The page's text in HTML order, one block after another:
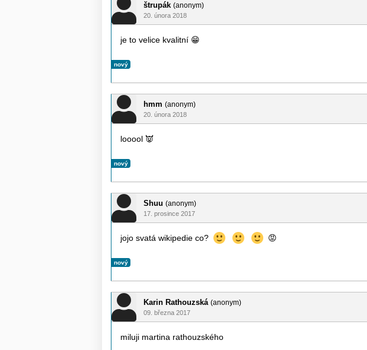
štrupák (anonym)
20. února 2018
je to velice kvalitní 😁
nový
hmm (anonym)
20. února 2018
looool 👿
nový
Shuu (anonym)
17. prosince 2017
jojo svatá wikipedie co? 😡
nový
Karin Rathouzská (anonym)
09. března 2017
miluji martina rathouzského